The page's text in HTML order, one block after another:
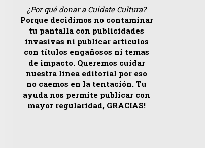
¿Por qué donar a Cuidate Cultura?
Porque decidimos no contaminar
tu pantalla con publicidades
invasivas ni publicar artículos
con títulos engañosos ni temas
de impacto. Queremos cuidar
nuestra línea editorial por eso
no caemos en la tentación. Tu
ayuda nos permite publicar con
mayor regularidad, GRACIAS!